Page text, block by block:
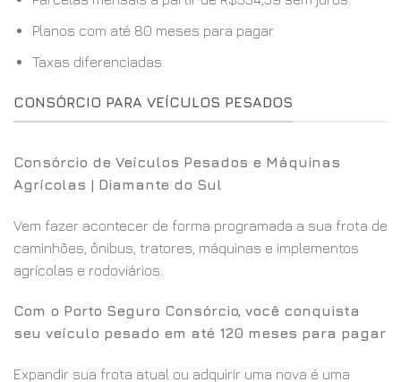
Planos com até 80 meses para pagar.
Taxas diferenciadas.
CONSÓRCIO PARA VEÍCULOS PESADOS
Consórcio de Veículos Pesados e Máquinas
Agrícolas | Diamante do Sul
Vem fazer acontecer de forma programada a sua frota de
caminhões, ônibus, tratores, máquinas e implementos
agrícolas e rodoviários.
Com o Porto Seguro Consórcio, você conquista
seu veículo pesado em até 120 meses para pagar
Expandir sua frota atual ou adquirir uma nova é uma